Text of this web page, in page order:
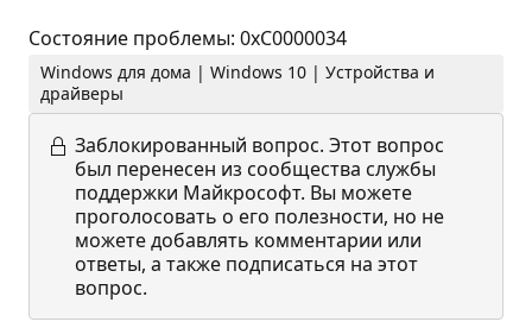
Состояние проблемы: 0xC0000034
Windows для дома | Windows 10 | Устройства и
драйверы
Заблокированный вопрос. Этот вопрос
был перенесен из сообщества службы
поддержки Майкрософт. Вы можете
проголосовать о его полезности, но не
можете добавлять комментарии или
ответы, а также подписаться на этот
вопрос.